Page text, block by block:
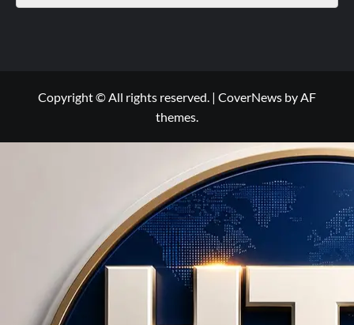
Copyright © All rights reserved. | CoverNews by AF
themes.